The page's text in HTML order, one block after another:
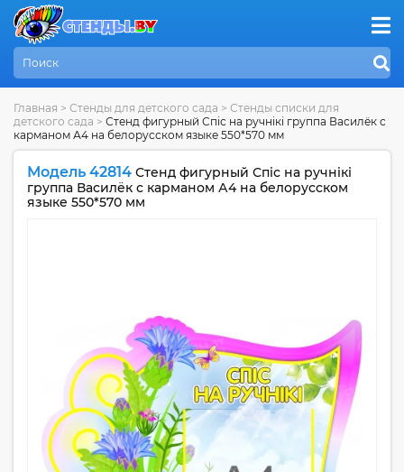
Главная > Стенды для детского сада > Стенды списки для
детского сада > Стенд фигурный Спiс на ручнiкi группа Василёк с
карманом А4 на белорусском языке 550*570 мм
Модель 42814 Стенд фигурный Спiс на ручнiкi
группа Василёк с карманом А4 на белорусском
языке 550*570 мм